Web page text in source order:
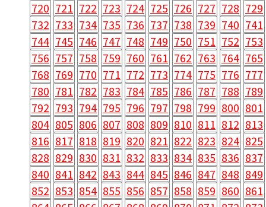
720 721 722 723 724 725 726 727 728 729
732 733 734 735 736 737 738 739 740 741
744 745 746 747 748 749 750 751 752 753
756 757 758 759 760 761 762 763 764 765
768 769 770 771 772 773 774 775 776 777
780 781 782 783 784 785 786 787 788 789
792 793 794 795 796 797 798 799 800 801
804 805 806 807 808 809 810 811 812 813
816 817 818 819 820 821 822 823 824 825
828 829 830 831 832 833 834 835 836 837
840 841 842 843 844 845 846 847 848 849
852 853 854 855 856 857 858 859 860 861